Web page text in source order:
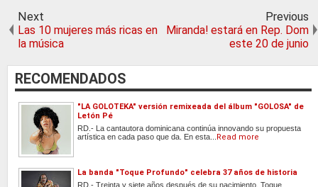
Next
Las 10 mujeres más ricas en
la música
Previous
Miranda! estará en Rep. Dom
este 20 de junio
RECOMENDADOS
"LA GOLOTEKA" versión remixeada del álbum "GOLOSA" de
Letón Pé
RD.- La cantautora dominicana continúa innovando su propuesta
artística en cada paso que da. En esta... Read more
La banda "Toque Profundo" celebra 37 años de historia
RD.- Treinta y siete años después de su nacimiento, Toque